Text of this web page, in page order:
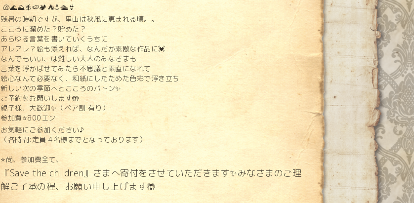
🐚🌊⛰️🪰🍉🏕️⛺️⚓️🛳️👙
残暑の時期ですが、里山は秋風に恵まれる頃。。
こころに溜めた？貯めた？
あらゆる言葉を書いていくうちに
アレアレ？絵も添えれば、なんだか素敵な作品に💓
なんでもいい、は難しい大人のみなさまも
言葉を浮かばせてみたら不思議と素直になれて
絵心なんて必要なく、和紙にしたためた色彩で浮き立ち
新しい次の季節へとこころのバトン✨
ご予約をお願いします🤲
親子様、大歓迎✨（ペア割 有り）
参加費⭐️800エン
お気軽にご参加ください♪
（各時間:定員 4名様までとなっております）
⭐️尚、参加費全て、
『Save the children』さまへ寄付をさせていただきます✨みなさまのご理
解ご了承の程、お願い申し上げます🤲